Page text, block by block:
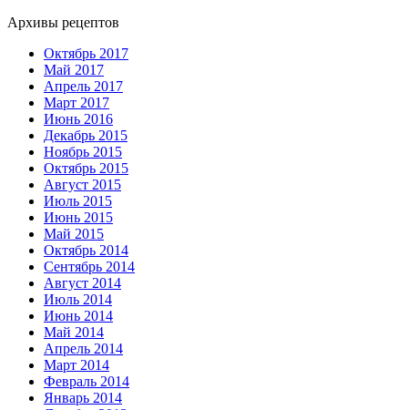
Архивы рецептов
Октябрь 2017
Май 2017
Апрель 2017
Март 2017
Июнь 2016
Декабрь 2015
Ноябрь 2015
Октябрь 2015
Август 2015
Июль 2015
Июнь 2015
Май 2015
Октябрь 2014
Сентябрь 2014
Август 2014
Июль 2014
Июнь 2014
Май 2014
Апрель 2014
Март 2014
Февраль 2014
Январь 2014